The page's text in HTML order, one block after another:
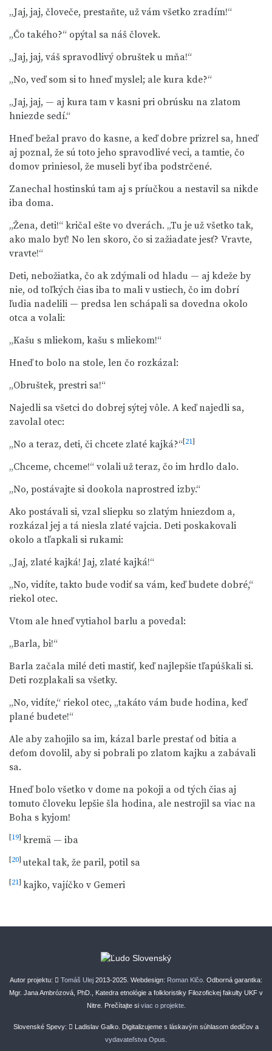
„Jaj, jaj, človeče, prestaňte, už vám všetko zradím!“
„Čo takého?“ opýtal sa náš človek.
„Jaj, jaj, váš spravodlivý obruštek u mňa!“
„No, veď som si to hneď myslel; ale kura kde?“
„Jaj, jaj, — aj kura tam v kasni pri obrúsku na zlatom
hniezde sedí.“
Hneď bežal pravo do kasne, a keď dobre prizrel sa, hneď
aj poznal, že sú toto jeho spravodlivé veci, a tamtie, čo
domov priniesol, že museli byť iba podstrčené.
Zanechal hostinskú tam aj s príučkou a nestavil sa nikde
iba doma.
„Žena, deti!“ kričal ešte vo dverách. „Tu je už všetko tak,
ako malo byť! No len skoro, čo si zažiadate jesť? Vravte,
vravte!“
Deti, nebožiatka, čo ak zdýmali od hladu — aj kdeže by
nie, od toľkých čias iba to mali v ustiech, čo im dobrí
ľudia nadelili — predsa len schápali sa dovedna okolo
otca a volali:
„Kašu s mliekom, kašu s mliekom!“
Hneď to bolo na stole, len čo rozkázal:
„Obruštek, prestri sa!“
Najedli sa všetci do dobrej sýtej vôle. A keď najedli sa,
zavolal otec:
„No a teraz, deti, či chcete zlaté kajká?“[21]
„Chceme, chceme!“ volali už teraz, čo im hrdlo dalo.
„No, postávajte si dookola naprostred izby.“
Ako postávali si, vzal sliepku so zlatým hniezdom a,
rozkázal jej a tá niesla zlaté vajcia. Deti poskakovali
okolo a tľapkali si rukami:
„Jaj, zlaté kajká! Jaj, zlaté kajká!“
„No, vidíte, takto bude vodiť sa vám, keď budete dobré,“
riekol otec.
Vtom ale hneď vytiahol barlu a povedal:
„Barla, bi!“
Barla začala milé deti mastiť, keď najlepšie tľapúškali si.
Deti rozplakali sa všetky.
„No, vidíte,“ riekol otec, „takáto vám bude hodina, keď
plané budete!“
Ale aby zahojilo sa im, kázal barle prestať od bitia a
deťom dovolil, aby si pobrali po zlatom kajku a zabávali
sa.
Hneď bolo všetko v dome na pokoji a od tých čias aj
tomuto človeku lepšie šla hodina, ale nestrojil sa viac na
Boha s kyjom!
[19] kremä — iba
[20] utekal tak, že paril, potil sa
[21] kajko, vajíčko v Gemeri
Autor projektu: Tomáš Ulej 2013-2025. Webdesign: Roman Klčo. Odborná garantka:
Mgr. Jana Ambrózová, PhD., Katedra etnológie a folkloristiky Filozofickej fakulty UKF v
Nitre. Prečítajte si viac o projekte.
Slovenské Spevy:
Ladislav Galko. Digitalizujeme s láskavým súhlasom dedičov a
vydavateľstva Opus.